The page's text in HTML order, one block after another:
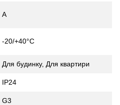
A
-20/+40°C
Для будинку, Для квартири
IP24
G3